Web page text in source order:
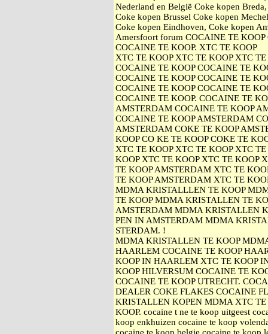
Nederland en België Coke kopen
Coke kopen Brussel Coke kopen
Coke kopen Eindhoven, Coke kopen
Amersfoort forum COCAINE TE
COCAINE TE KOOP. XTC TE KOOP
XTC TE KOOP XTC TE KOOP XTC
COCAINE TE KOOP COCAINE TE
COCAINE TE KOOP COCAINE TE
COCAINE TE KOOP COCAINE TE
COCAINE TE KOOP. COCAINE TE
AMSTERDAM COCAINE TE KOOP
COCAINE TE KOOP AMSTERDAM
AMSTERDAM COKE TE KOOP
KOOP CO KE TE KOOP COKE TE
XTC TE KOOP XTC TE KOOP XTC
KOOP XTC TE KOOP XTC TE KOOP
TE KOOP AMSTERDAM XTC TE
TE KOOP AMSTERDAM XTC TE
MDMA KRISTALLLEN TE KOOP
TE KOOP MDMA KRISTALLEN TE
AMSTERDAM MDMA KRISTALLEN
PEN IN AMSTERDAM MDMA
STERDAM. !
MDMA KRISTALLEN TE KOOP
HAARLEM COCAINE TE KOOP
KOOP IN HAARLEM XTC TE KOOP
KOOP HILVERSUM COCAINE TE
COCAINE TE KOOP UTRECHT.
DEALER COKE FLAKES COCAINE
KRISTALLEN KOPEN MDMA XTC
KOOP. cocaine t ne te koop uitgeest
koop enkhuizen cocaine te koop